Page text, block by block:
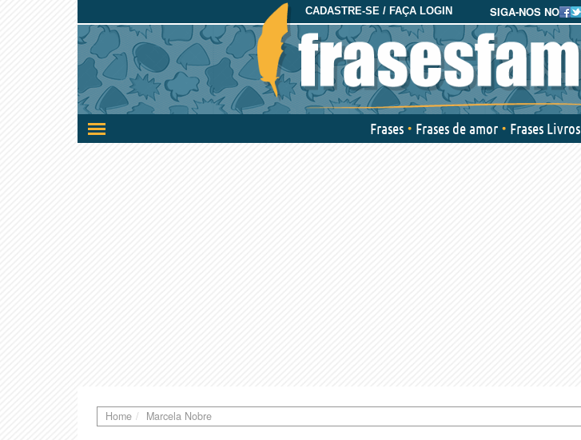
SIGA-NOS NO
CADASTRE-SE / FAÇA LOGIN
Ativar/desativar
a
Frases Frases de amor Frases Livros
Home Marcela Nobre